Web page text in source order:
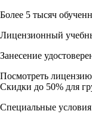
Более 5 тысяч
Лицензионный
Занесение
Посмотреть лицензию
Скидки до 50% для
Специальные